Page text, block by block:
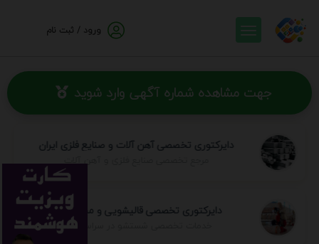
ورود / ثبت نام
دایرکتوری تخصصی آهن آلات و صنایع فلزی ایران
مرجع تخصصی صنایع فلزی و آهن آلات
دایرکتوری تخصصی قالیشویی و مبل شویی
خدمات تخصصی شستشو در سراسر ایران
جهت مشاهده شماره آگهی وارد شوید